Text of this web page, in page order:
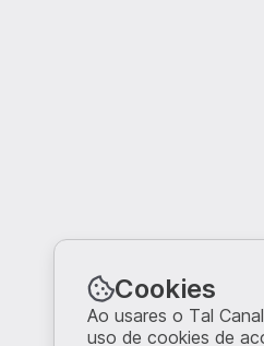
Cookies
Ao usares o Tal
uso de cookies de